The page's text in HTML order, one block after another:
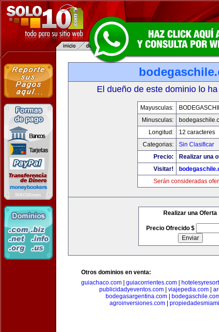
El dueño de este dominio lo
Mayusculas:
Minusculas:
Longitud:
12 caracteres
Categorias:
Sin Clasificar
Precio:
Realizar una
Visitar!
Serán consideradas
Realizar una Oferta
Precio Ofrecido $
Otros dominios en venta:
guiachaco.com
guiacorrientes.com
publicidadyeventos.com| viajepedia.com|
bodegasargentina.com|
agroinversiones.com